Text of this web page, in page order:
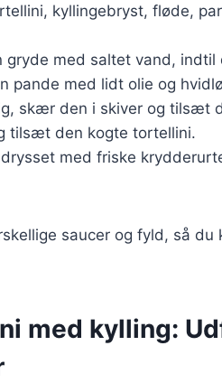
kyllingebryst, fløde,
gryde med saltet vand, indtil
pande med lidt olie og
skær den i skiver og tilsæt
tilsæt den kogte tortellini.
med friske
saucer og fyld, så du
med kylling: